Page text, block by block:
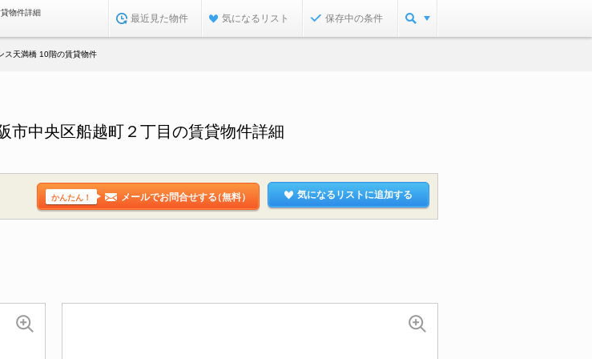
物件詳細
最近見た物件 気になるリスト 保存中の条件
ス天満橋 10階の賃貸物件
市中央区船越町２丁目の賃貸物件詳細
かんたん！ メールでお問合せする（無料） 気になるリストに追加する